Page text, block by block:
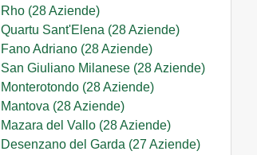
Rho (28 Aziende)
Quartu Sant'Elena (28 Aziende)
Fano Adriano (28 Aziende)
San Giuliano Milanese (28 Aziende)
Monterotondo (28 Aziende)
Mantova (28 Aziende)
Mazara del Vallo (28 Aziende)
Desenzano del Garda (27 Aziende)